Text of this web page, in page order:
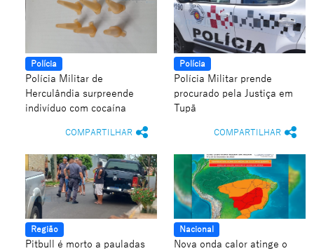
Polícia
Polícia Militar de
Herculândia surpreende
indivíduo com cocaína
COMPARTILHAR
Polícia
Polícia Militar prende
procurado pela Justiça em
Tupã
COMPARTILHAR
Região
Pitbull é morto a pauladas
Nacional
Nova onda calor atinge o